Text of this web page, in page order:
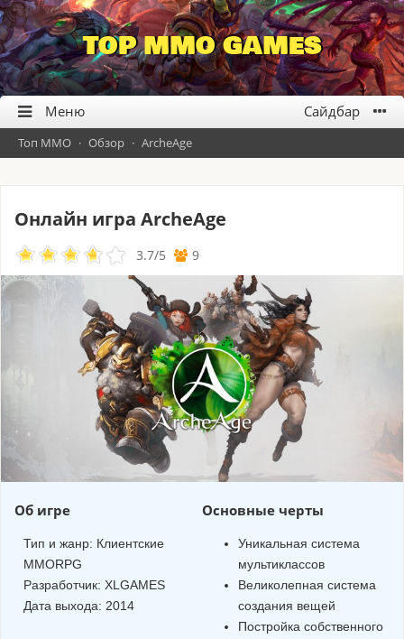
TOP MMO GAMES
Топ ММО · Обзор · ArcheAge
Онлайн игра ArcheAge
3.7/5 9
Об игре
Тип и жанр: Клиентские
MMORPG
Разработчик: XLGAMES
Дата выхода: 2014
Основные черты
Уникальная система
мультиклассов
Великолепная система
создания вещей
Постройка собственного